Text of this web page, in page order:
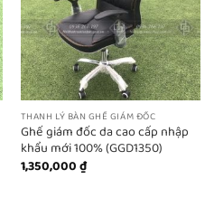
THANH LÝ BÀN GHẾ GIÁM ĐỐC
Ghế giám đốc da cao cấp nhập
khẩu mới 100% (GGD1350)
1,350,000₫